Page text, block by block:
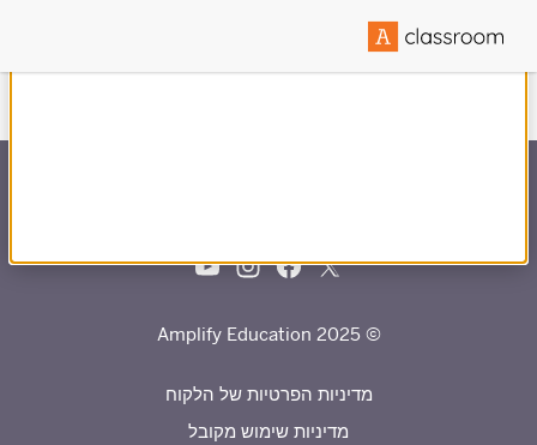
© 2025 Amplify Education
מדיניות הפרטיות של הלקוח
מדיניות שימוש מקובל